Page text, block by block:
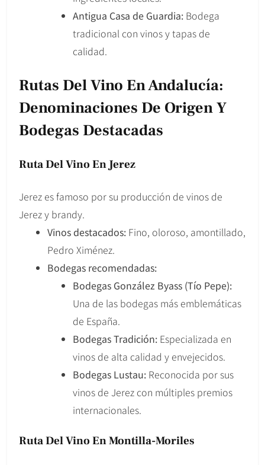
Antigua Casa de Guardia: Bodega
tradicional con vinos y tapas de
calidad.
Rutas Del Vino En Andalucía:
Denominaciones De Origen Y
Bodegas Destacadas
Ruta Del Vino En Jerez
Jerez es famoso por su producción de vinos de
Jerez y brandy.
Vinos destacados: Fino, oloroso, amontillado,
Pedro Ximénez.
Bodegas recomendadas:
Bodegas González Byass (Tío Pepe):
Una de las bodegas más emblemáticas
de España.
Bodegas Tradición: Especializada en
vinos de alta calidad y envejecidos.
Bodegas Lustau: Reconocida por sus
vinos de Jerez con múltiples premios
internacionales.
Ruta Del Vino En Montilla-Moriles